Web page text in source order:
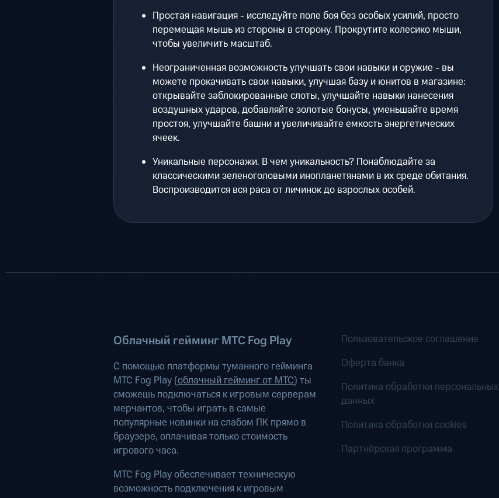
Простая навигация - исследуйте поле боя без особых усилий, просто
перемещая мышь из стороны в сторону. Прокрутите колесико мыши,
чтобы увеличить масштаб.
Неограниченная возможность улучшать свои навыки и оружие - вы
можете прокачивать свои навыки, улучшая базу и юнитов в магазине:
открывайте заблокированные слоты, улучшайте навыки нанесения
воздушных ударов, добавляйте золотые бонусы, уменьшайте время
простоя, улучшайте башни и увеличивайте емкость энергетических
ячеек.
Уникальные персонажи. В чем уникальность? Понаблюдайте за
классическими зеленоголовыми инопланетянами в их среде обитания.
Воспроизводится вся раса от личинок до взрослых особей.
Облачный гейминг МТС Fog Play
С помощью платформы туманного гейминга
МТС Fog Play (облачный гейминг от МТС) ты
сможешь подключаться к игровым серверам
мерчантов, чтобы играть в самые
популярные новинки на слабом ПК прямо в
браузере, оплачивая только стоимость
игрового часа.
МТС Fog Play обеспечивает техническую
возможность подключения к игровым
Пользовательское соглашение
Оферта банка
Политика обработки персональных
данных
Политика обработки cookies
Партнёрская программа